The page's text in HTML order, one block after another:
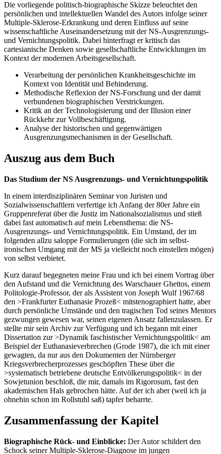
Die vorliegende politisch-biographische Skizze beleuchtet den
persönlichen und intellektuellen Wandel des Autors infolge seiner
Multiple-Sklerose-Erkrankung und deren Einfluss auf seine
wissenschaftliche Auseinandersetzung mit der NS-Ausgrenzungs-
und Vernichtungspolitik. Dabei hinterfragt er kritisch das
cartesianische Denken sowie gesellschaftliche Entwicklungen im
Kontext der modernen Arbeitsgesellschaft.
Verarbeitung der persönlichen Krankheitsgeschichte im
Kontext von Identität und Behinderung.
Methodische Reflexion der NS-Forschung und der damit
verbundenen biographischen Verstrickungen.
Kritik an der Technologisierung und der Illusion einer
Rückkehr zur Vollbeschäftigung.
Analyse der historischen und gegenwärtigen
Ausgrenzungsmechanismen in der Gesellschaft.
Auszug aus dem Buch
Das Studium der NS Ausgrenzungs- und Vernichtungspolitik
In einem interdisziplinären Seminar von Juristen und
Sozialwissenschaftlern verfertige ich Anfang der 80er Jahre ein
Gruppenreferat über die Justiz im Nationalsozialismus und stieß
dabei fast automatisch auf mein Lebensthema: die NS-
Ausgrenzungs- und Vernichtungspolitik. Ein Umstand, der im
folgenden allzu saloppe Formulierungen (die sich im selbst-
ironischen Umgang mit der MS ja vielleicht noch einstellen mögen)
von selbst verbietet.
Kurz darauf begegneten meine Frau und ich bei einem Vortrag über
den Aufstand und die Vernichtung des Warschauer Ghettos, einem
Politologie-Professor, der als Assistent von Joseph Wulf 1967/68
den >Frankfurter Euthanasie Prozeß< mitstenographiert hatte, aber
durch persönliche Umstände und den tragischen Tod seines Mentors
gezwungen gewesen war, seinen eigenen Ansatz fallenzulassen. Er
stellte mir sein Archiv zur Verfügung und ich begann mit einer
Dissertation zur >Dynamik faschistischer Vernichtungspolitik< am
Beispiel der Euthanasieverbrechen (Grode 1987), die ich mit einer
gewagten, da nur aus den Dokumenten der Nürnberger
Kriegsverbrecherprozesses geschöpften These über die
>systematisch betriebene deutsche Entvölkerungspolitik< in der
Sowjetunion beschloß, die mir, damals im Rigorosum, fast den
akademischen Hals gebrochen hätte. Auf der ich aber (weil ich ja
ohnehin schon im Rollstuhl saß) tapfer beharrte.
Zusammenfassung der Kapitel
Biographische Rück- und Einblicke: Der Autor schildert den
Schock seiner Multiple-Sklerose-Diagnose im jungen